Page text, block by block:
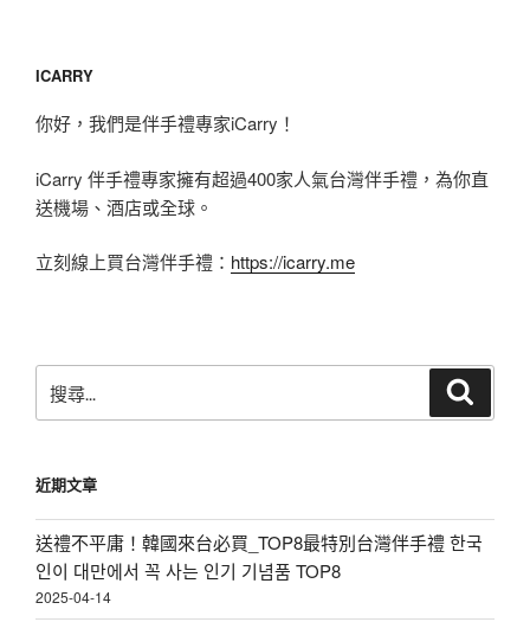
ICARRY
你好，我們是伴手禮專家iCarry！
iCarry 伴手禮專家擁有超過400家人氣台灣伴手禮，為你直
送機場、酒店或全球。
立刻線上買台灣伴手禮： https://icarry.me
尋
字:
近期文章
送禮不平庸！韓國來台必買_TOP8最特別台灣伴手禮 한국
인이 대만에서 꼭 사는 인기 기념품 TOP8
2025-04-14